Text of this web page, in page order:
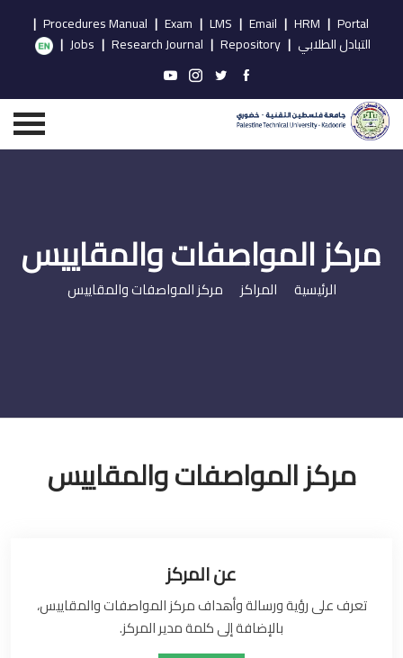
Portal
|
HRM
|
Email
|
LMS
|
Exam
|
Procedures Manual
|
التبادل الطلابي |
Repository
|
Research Journal
|
Jobs
|
مركز المواصفات والمقاييس
الرئيسية المراكز مركز المواصفات والمقاييس
مركز المواصفات والمقاييس
عن المركز
تعرف على رؤية ورسالة وأهداف مركز المواصفات والمقاييس،
بالإضافة إلى كلمة مدير المركز.